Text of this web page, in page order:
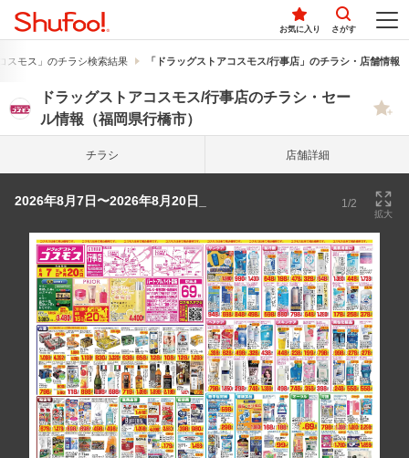
お気に入り さがす
スモス」のチラシ検索結果 「ドラッグストアコスモス/行事店」のチラシ・店舗情報
ドラッグストアコスモス/行事店のチラシ・セー
ル情報（福岡県行橋市）
チラシ 店舗詳細
2026年8月7日〜2026年8月20日_ 1/2
拡大